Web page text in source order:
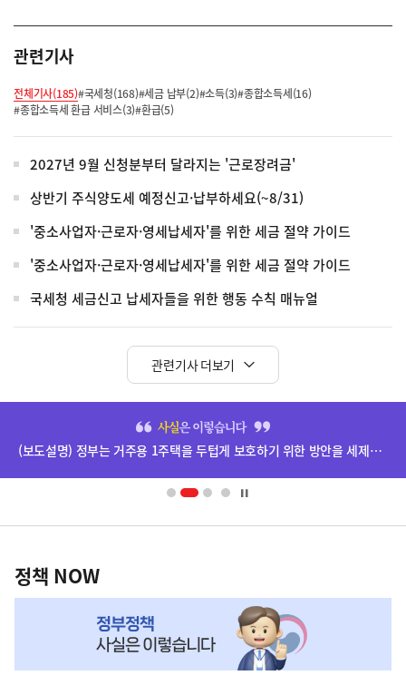
관련기사
전체기사(185)#국세청(168)#세금 납부(2)#소득(3)#종합소득세(16)
#종합소득세 환급 서비스(3)#환급(5)
2027년 9월 신청분부터 달라지는 '근로장려금'
상반기 주식양도세 예정신고·납부하세요(~8/31)
'중소사업자·근로자·영세납세자'를 위한 세금 절약 가이드
'중소사업자·근로자·영세납세자'를 위한 세금 절약 가이드
국세청 세금신고 납세자들을 위한 행동 수칙 매뉴얼
관련기사 더보기
영
책
NOW,
정책 NOW